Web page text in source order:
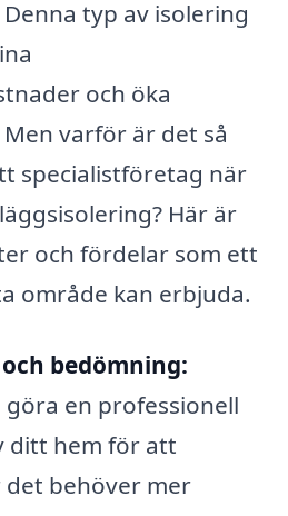
typ av isolering
och öka
varför är det så
specialistföretag när
Här är
och fördelar som ett
område kan erbjuda.
bedömning:
en professionell
ditt hem för att
behöver mer